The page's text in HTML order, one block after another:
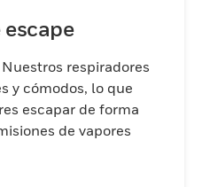
escape
respiradores
y cómodos, lo que
escapar de forma
de vapores